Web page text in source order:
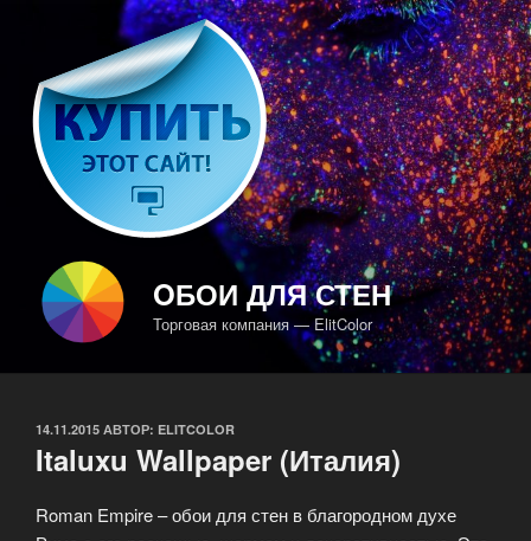
содержимому
OБОИ ДЛЯ СТЕН
Торговая компания — ElitColor
ОПУБЛИКОВАНО
14.11.2015 АВТОР: ELITCOLOR
Italuxu Wallpaper (Италия)
Roman Empire – обои для стен в благородном духе